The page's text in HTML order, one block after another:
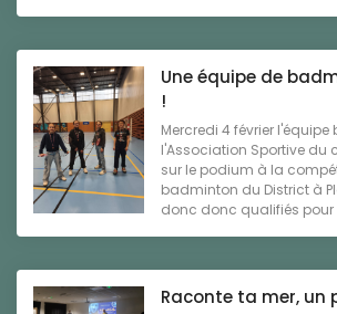
Une équipe de
!
Mercredi 4 février
l'Association Sportive du
sur le podium à la
badminton du District à
donc donc qualifiés pour
Raconte ta mer, un